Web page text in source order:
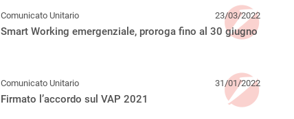
Comunicato Unitario 23/03/2022
Smart Working emergenziale, proroga fino al 30 giugno
Comunicato Unitario 31/01/2022
Firmato l’accordo sul VAP 2021